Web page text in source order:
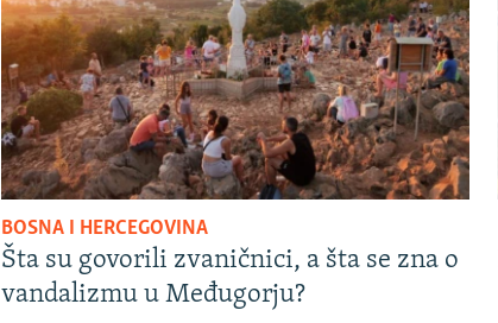
BOSNA I HERCEGOVINA
Šta su govorili zvaničnici, a šta se zna o
vandalizmu u Međugorju?